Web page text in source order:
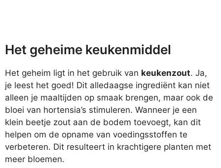
Het geheime keukenmiddel
Het geheim ligt in het gebruik van keukenzout. Ja,
je leest het goed! Dit alledaagse ingrediënt kan niet
alleen je maaltijden op smaak brengen, maar ook de
bloei van hortensia’s stimuleren. Wanneer je een
klein beetje zout aan de bodem toevoegt, kan dit
helpen om de opname van voedingsstoffen te
verbeteren. Dit resulteert in krachtigere planten met
meer bloemen.